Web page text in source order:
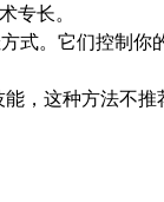
专长。
式。它们控制你
，这种方法不推